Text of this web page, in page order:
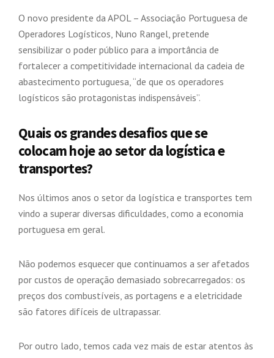
O novo presidente da APOL – Associação Portuguesa de
Operadores Logísticos, Nuno Rangel, pretende
sensibilizar o poder público para a importância de
fortalecer a competitividade internacional da cadeia de
abastecimento portuguesa, “de que os operadores
logísticos são protagonistas indispensáveis”.
Quais os grandes desafios que se
colocam hoje ao setor da logística e
transportes?
Nos últimos anos o setor da logística e transportes tem
vindo a superar diversas dificuldades, como a economia
portuguesa em geral.
Não podemos esquecer que continuamos a ser afetados
por custos de operação demasiado sobrecarregados: os
preços dos combustíveis, as portagens e a eletricidade
são fatores difíceis de ultrapassar.
Por outro lado, temos cada vez mais de estar atentos às